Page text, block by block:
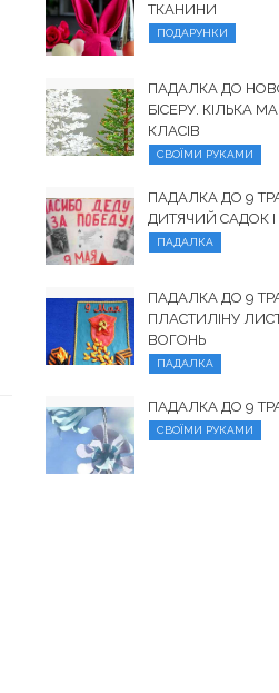
ТКАНИНИ
ПОДАРУНКИ
ПАДАЛКА ДО
БІСЕРУ. КІЛЬКА
КЛАСІВ
СВОЇМИ РУКАМИ
ПАДАЛКА ДО 9
ДИТЯЧИЙ САДОК
ПАДАЛКА
ПАДАЛКА ДО 9
ПЛАСТИЛІНУ
ВОГОНЬ
ПАДАЛКА
ПАДАЛКА ДО 9
СВОЇМИ РУКАМИ